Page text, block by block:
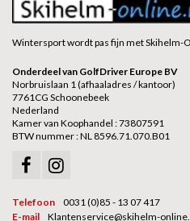
Wintersport wordt pas fijn met Skihelm-
Onderdeel van GolfDriver Europe BV
Norbruislaan 1 (afhaaladres / kantoor)
7761CG Schoonebeek
Nederland
Kamer van Koophandel : 73807591
BTW nummer : NL 8596.71.070.B01
Telefoon
0031 (0)85 - 13 07 417
E-mail
Klantenservice@skihelm-